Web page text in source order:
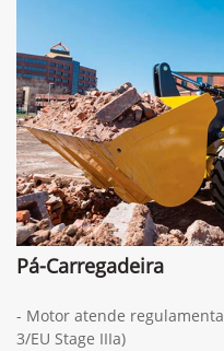
Pá-Carregadeira
- Motor atende
3/EU Stage IIIa)